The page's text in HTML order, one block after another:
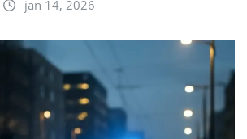
jan 14, 2026